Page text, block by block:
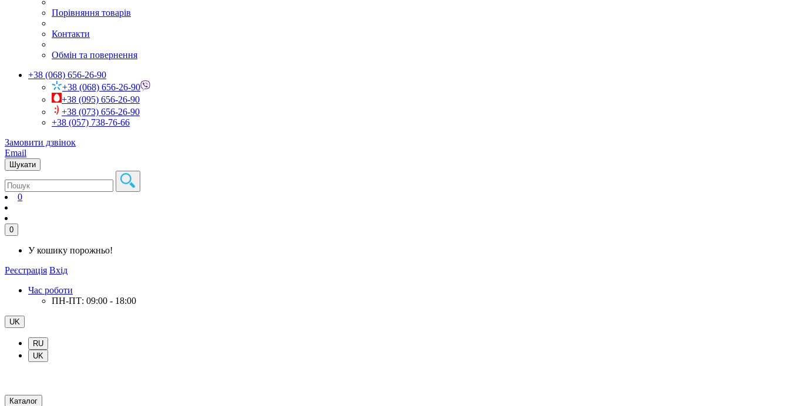
Порівняння товарів
Контакти
Обмін та повернення
+38 (068) 656-26-90
+38 (068) 656-26-90
+38 (095) 656-26-90
+38 (073) 656-26-90
+38 (057) 738-76-66
Замовити дзвінок
Email
Шукати
0
0
У кошику порожньо!
Реєстрація Вхід
Час роботи
ПН-ПТ: 09:00 - 18:00
UK
RU
UK
Каталог